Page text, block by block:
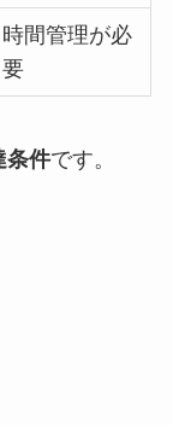
時間管理が必
要
条件です。